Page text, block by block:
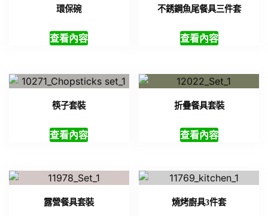
環保碗
查看內容
不銹鋼魚尾餐具三件套
查看內容
筷子套裝
查看內容
折疊餐具套裝
查看內容
露營餐具套裝 燒烤廚具3件套